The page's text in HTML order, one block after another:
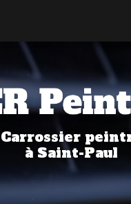
Carrossier
à Saint-Paul